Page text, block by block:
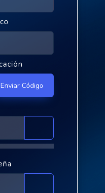
Enviar Código